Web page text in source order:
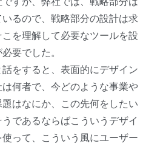
るので、戦略部分の設計は求
を理解して必要なツールを設
要でした。
をすると、表面的にデザイン
何者で、今どのような事業や
はなにか、この先何をしたい
であるならばこういうデザイ
って、こういう風にユーザー